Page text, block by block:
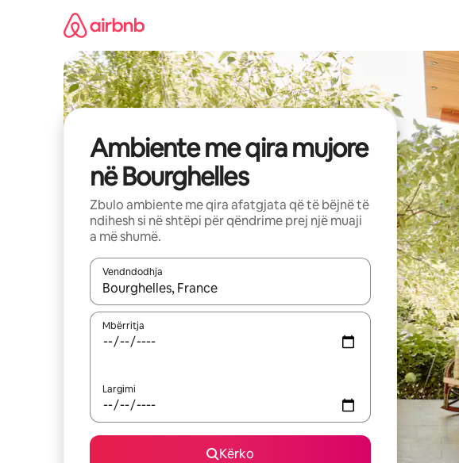
Ambiente me qira mujore
në Bourghelles
Zbulo ambiente me qira afatgjata që të bëjnë të
ndihesh si në shtëpi për qëndrime prej një muaji
a më shumë.
Vendndodhja
Kur rezultatet të jenë të disponueshme, lëviz me butonat e
Mbërritja
Largimi
Kërko